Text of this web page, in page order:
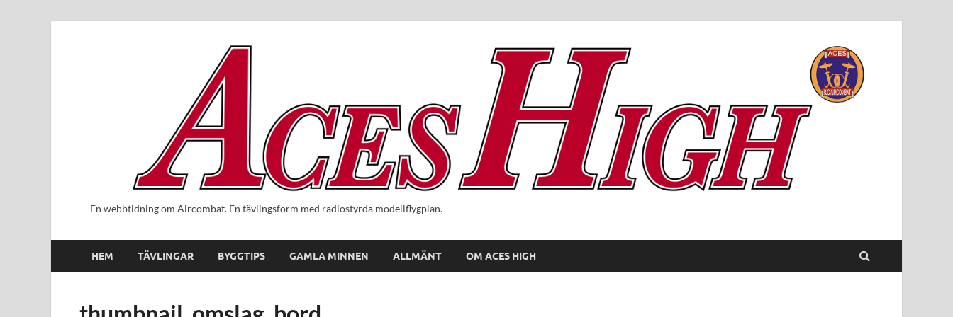
En webbtidning om Aircombat. En tävlingsform med radiostyrda modellflygplan.
HEM TÄVLINGAR BYGGTIPS GAMLA MINNEN ALLMÄNT OM ACES HIGH